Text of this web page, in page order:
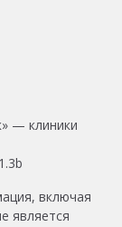
включая
является